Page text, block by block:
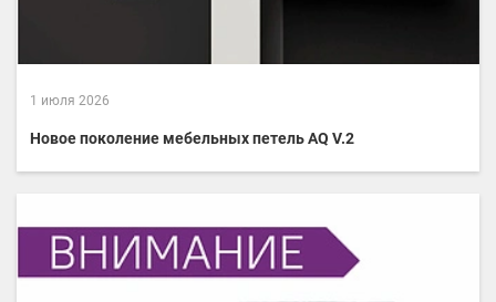
1 июля 2026
Новое поколение мебельных петель AQ V.2